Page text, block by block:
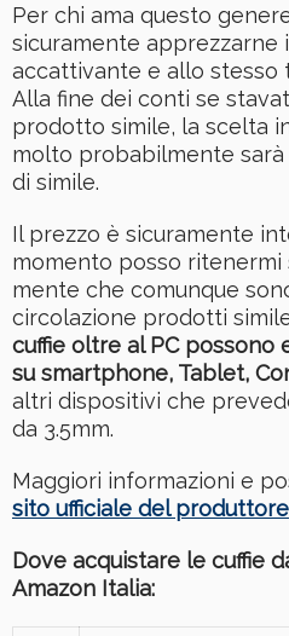
Per chi ama questo
sicuramente apprezzarne
accattivante e allo stesso
Alla fine dei conti se
prodotto simile, la scelta
molto probabilmente
di simile.
Il prezzo è sicuramente
momento posso
mente che comunque
circolazione prodotti
cuffie oltre al PC possono
su smartphone, Tablet,
altri dispositivi che
da 3.5mm.
Maggiori informazioni e
sito ufficiale del produttore
Dove acquistare le cuffie
Amazon Italia: